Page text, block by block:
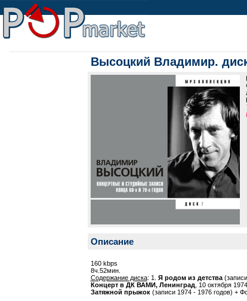
Высоцкий Владимир.
Описание
160 kbps
8ч.52мин.
Содержание диска: 1.Я родом из детства
Концерт в ДК ВАМИ, Ленинград , 10 октября
Затяжной прыжок(записи 1974 - 1976 годов) +